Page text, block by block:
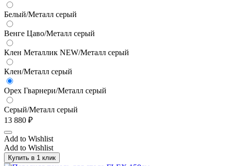
Белый/Металл серый
Венге Цаво/Металл серый
Клен Металлик NEW/Металл серый
Клен/Металл серый
Орех Гварнери/Металл серый
Серый/Металл серый
13 880 ₽
Add to Wishlist
Add to Wishlist
Купить в 1 клик